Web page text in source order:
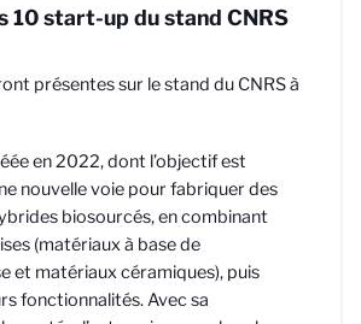
10 start-up du stand CNRS
présentes sur le stand du CNRS à
en 2022, dont l’objectif est
nouvelle voie pour fabriquer des
biosourcés, en combinant
(matériaux à base de
et matériaux céramiques), puis
fonctionnalités. Avec sa